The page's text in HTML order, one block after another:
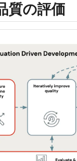
質の評価